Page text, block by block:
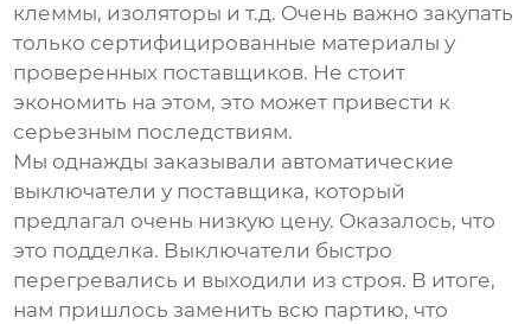
клеммы, изоляторы и т.д. Очень важно закупать
только сертифицированные материалы у
проверенных поставщиков. Не стоит
экономить на этом, это может привести к
серьезным последствиям.
Мы однажды заказывали автоматические
выключатели у поставщика, который
предлагал очень низкую цену. Оказалось, что
это подделка. Выключатели быстро
перегревались и выходили из строя. В итоге,
нам пришлось заменить всю партию, что